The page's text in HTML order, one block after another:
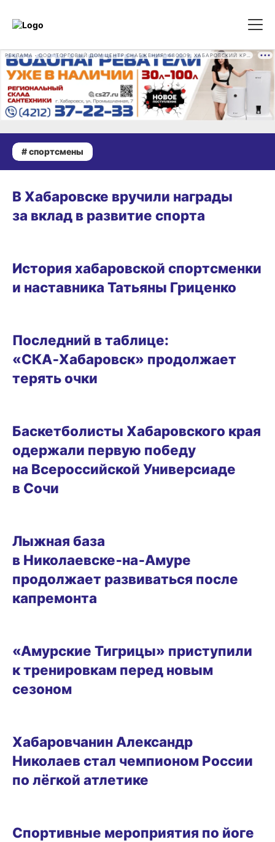
# спортсмены
В Хабаровске вручили награды
за вклад в развитие спорта
История хабаровской спортсменки
и наставника Татьяны Гриценко
Последний в таблице:
«СКА‑Хабаровск» продолжает
терять очки
Баскетболисты Хабаровского края
одержали первую победу
на Всероссийской Универсиаде
в Сочи
Лыжная база
в Николаевске‑на‑Амуре
продолжает развиваться после
капремонта
«Амурские Тигрицы» приступили
к тренировкам перед новым
сезоном
Хабаровчанин Александр
Николаев стал чемпионом России
по лёгкой атлетике
Спортивные мероприятия по йоге